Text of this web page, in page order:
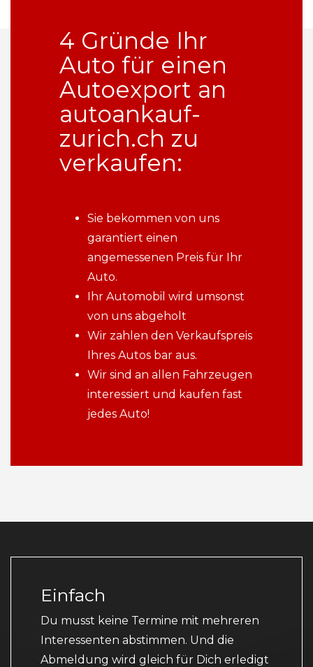
4 Gründe Ihr
Auto für einen
Autoexport an
autoankauf-
zurich.ch zu
verkaufen:
Sie bekommen von uns
garantiert einen
angemessenen Preis für Ihr
Auto.
Ihr Automobil wird umsonst
von uns abgeholt
Wir zahlen den Verkaufspreis
Ihres Autos bar aus.
Wir sind an allen Fahrzeugen
interessiert und kaufen fast
jedes Auto!
Einfach
Du musst keine Termine mit mehreren
Interessenten abstimmen. Und die
Abmeldung wird gleich für Dich erledigt